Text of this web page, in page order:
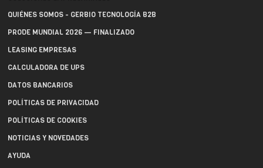
QUIÉNES SOMOS - GERBIO TECNOLOGÍA B2B
PRODE MUNDIAL 2026 — FINALIZADO
LEASING EMPRESAS
CALCULADORA DE UPS
DATOS BANCARIOS
POLÍTICAS DE PRIVACIDAD
POLÍTICAS DE COOKIES
NOTICIAS Y NOVEDADES
AYUDA